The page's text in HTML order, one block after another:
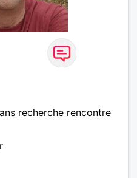
recherche rencontre